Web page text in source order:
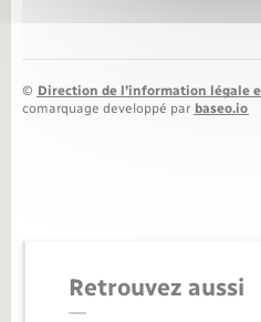
© Direction de l’information légale
comarquage developpé par baseo.io
Retrouvez aussi